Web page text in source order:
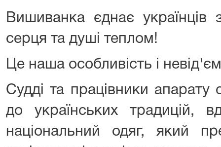
Вишиванка єднає українців
серця та душі теплом!
Це наша особливість і
Судді та працівники апарату
до українських традицій,
національний одяг, який